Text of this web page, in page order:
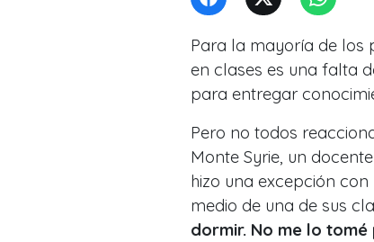
Para la mayoría de los
en clases es una falta
para entregar
Pero no todos
Monte Syrie, un
hizo una excepción
medio de una de sus
dormir. No me lo tomé